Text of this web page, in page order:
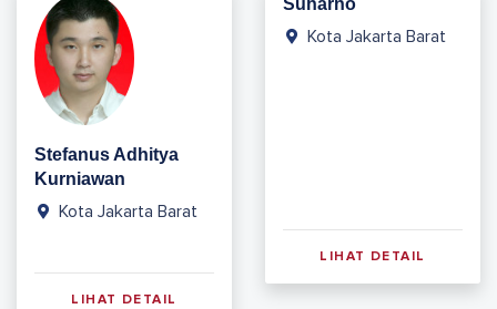
Stefanus Adhitya
Kurniawan
Kota Jakarta Barat
LIHAT DETAIL
Suharno
Kota Jakarta Barat
LIHAT DETAIL